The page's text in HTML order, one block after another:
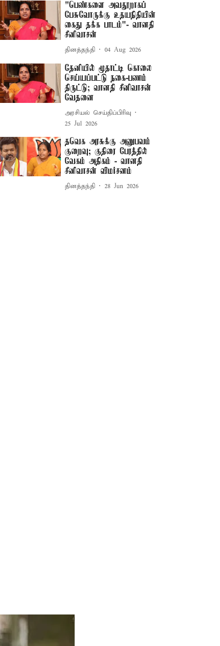
"பெண்களை அவதூறாகப்
பேசுவோருக்கு உதயநிதியின்
கைது தக்க பாடம்"- வானதி
சீனிவாசன்
தினத்தந்தி 04 Aug 2026
தேனியில் மூதாட்டி கொலை
செய்யப்பட்டு நகை-பணம்
திருட்டு; வானதி சீனிவாசன்
வேதனை
அரசியல் செய்திப்பிரிவு
25 Jul 2026
தவெக அரசுக்கு அனுபவம்
குறைவு; குதிரை பேரத்தில்
வேகம் அதிகம் - வானதி
சீனிவாசன் விமர்சனம்
தினத்தந்தி 28 Jun 2026